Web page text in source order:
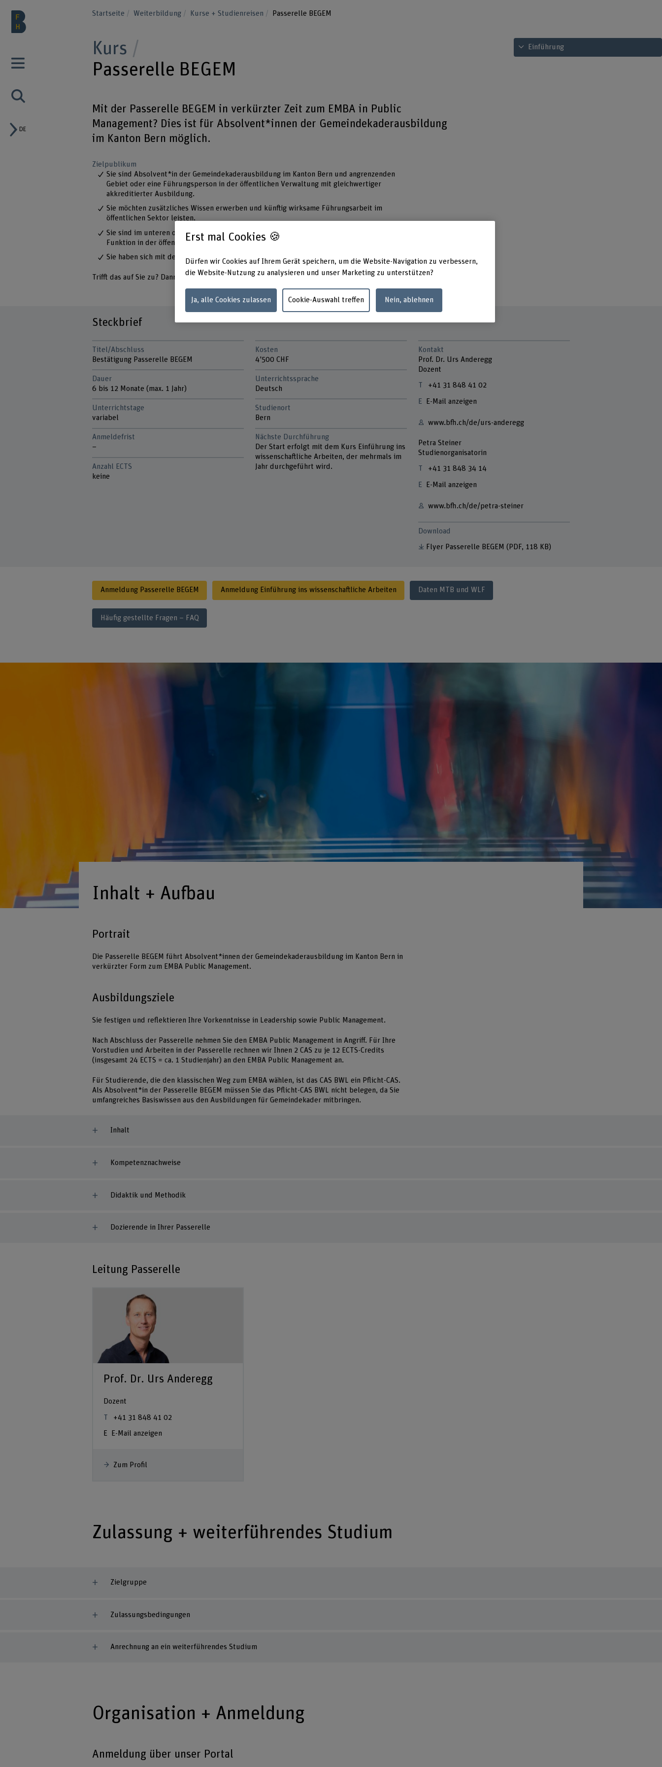
DE
Startseite Weiterbildung Kurse + Studienreisen Passerelle BEGEM
Inhaltsverzeichnis ansehen
Einführung
Kurs
Passerelle BEGEM
Mit der Passerelle BEGEM in verkürzter Zeit zum EMBA in Public
Management? Dies ist für Absolvent*innen der Gemeindekaderausbildung
im Kanton Bern möglich.
Zielpublikum
Sie sind Absolvent*in der Gemeindekaderausbildung im Kanton Bern und angrenzenden
Gebiet oder eine Führungsperson in der öffentlichen Verwaltung mit gleichwertiger
akkreditierter Ausbildung.
Sie möchten zusätzliches Wissen erwerben und künftig wirksame Führungsarbeit im
öffentlichen Sektor leisten.
Sie sind im unteren oder mittleren Management tätig und streben eine anspruchsvolle
Funktion in der öffentlichen Verwaltung an.
Sie haben sich mit dem EMBA in Public Management ein klares Ziel gesteckt.
Trifft das auf Sie zu? Dann könnte die Passerelle BEGEM Ihr nächster Karriereschritt sein.
Steckbrief
Titel/Abschluss
Bestätigung Passerelle BEGEM
Dauer
6 bis 12 Monate (max. 1 Jahr)
Unterrichtstage
variabel
Anmeldefrist
–
Anzahl ECTS
keine
Kosten
4'500 CHF
Unterrichtssprache
Deutsch
Studienort
Bern
Nächste Durchführung
Der Start erfolgt mit dem Kurs Einführung ins
wissenschaftliche Arbeiten, der mehrmals im
Jahr durchgeführt wird.
Kontakt
Prof. Dr. Urs Anderegg
Dozent
+41 31 848 41 02
E-Mail anzeigen
www.bfh.ch/de/urs-anderegg
Petra Steiner
Studienorganisatorin
+41 31 848 34 14
E-Mail anzeigen
www.bfh.ch/de/petra-steiner
Download
Flyer Passerelle BEGEM (PDF, 118 KB)
Anmeldung Passerelle BEGEM Anmeldung Einführung ins wissenschaftliche Arbeiten Daten MTB und WLF
Häufig gestellte Fragen – FAQ
Inhalt + Aufbau
Portrait
Die Passerelle BEGEM führt Absolvent*innen der Gemeindekaderausbildung im Kanton Bern in
verkürzter Form zum EMBA Public Management.
Ausbildungsziele
Sie festigen und reflektieren Ihre Vorkenntnisse in Leadership sowie Public Management.
Nach Abschluss der Passerelle nehmen Sie den EMBA Public Management in Angriff. Für Ihre
Vorstudien und Arbeiten in der Passerelle rechnen wir Ihnen 2 CAS zu je 12 ECTS-Credits
(insgesamt 24 ECTS = ca. 1 Studienjahr) an den EMBA Public Management an.
Für Studierende, die den klassischen Weg zum EMBA wählen, ist das CAS BWL ein Pflicht-CAS.
Als Absolvent*in der Passerelle BEGEM müssen Sie das Pflicht-CAS BWL nicht belegen, da Sie
umfangreiches Basiswissen aus den Ausbildungen für Gemeindekader mitbringen.
Inhalt
Kompetenznachweise
Didaktik und Methodik
Dozierende in Ihrer Passerelle
Leitung Passerelle
Prof. Dr. Urs Anderegg
Dozent
+41 31 848 41 02
E-Mail anzeigen
Zum Profil
Zulassung + weiterführendes Studium
Zielgruppe
Zulassungsbedingungen
Anrechnung an ein weiterführendes Studium
Organisation + Anmeldung
Anmeldung über unser Portal
Erst mal Cookies 🍪
Dürfen wir Cookies auf Ihrem Gerät speichern, um die Website-Navigation zu verbessern,
die Website-Nutzung zu analysieren und unser Marketing zu unterstützen?
Ja, alle Cookies zulassen Cookie-Auswahl treffen Nein, ablehnen